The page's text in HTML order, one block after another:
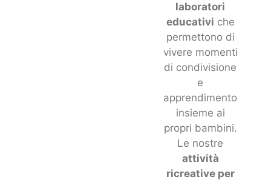
laboratori
educativi che
permettono di
vivere momenti
di condivisione
e
apprendimento
insieme ai
propri bambini.
Le nostre
attività
ricreative per